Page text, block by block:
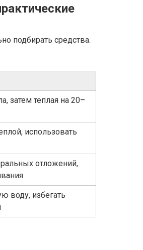
подбирать средства.
затем теплая на 20–
использовать
отложений,
воду, избегать